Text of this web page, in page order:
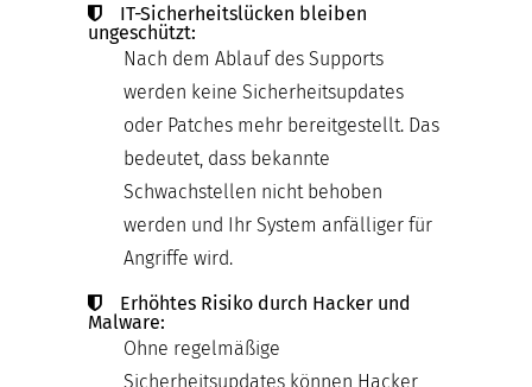
IT-Sicherheitslücken bleiben
ungeschützt:
Nach dem Ablauf des Supports
werden keine Sicherheitsupdates
oder Patches mehr bereitgestellt. Das
bedeutet, dass bekannte
Schwachstellen nicht behoben
werden und Ihr System anfälliger für
Angriffe wird.
Erhöhtes Risiko durch Hacker und
Malware:
Ohne regelmäßige
Sicherheitsupdates können Hacker